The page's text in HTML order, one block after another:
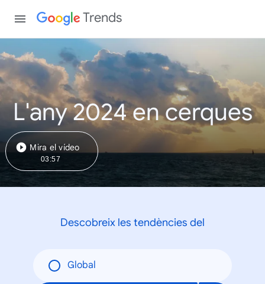
Trends
L'any 2024 en cerques
Mira el vídeo
03:57
Descobreix les tendències del
Global